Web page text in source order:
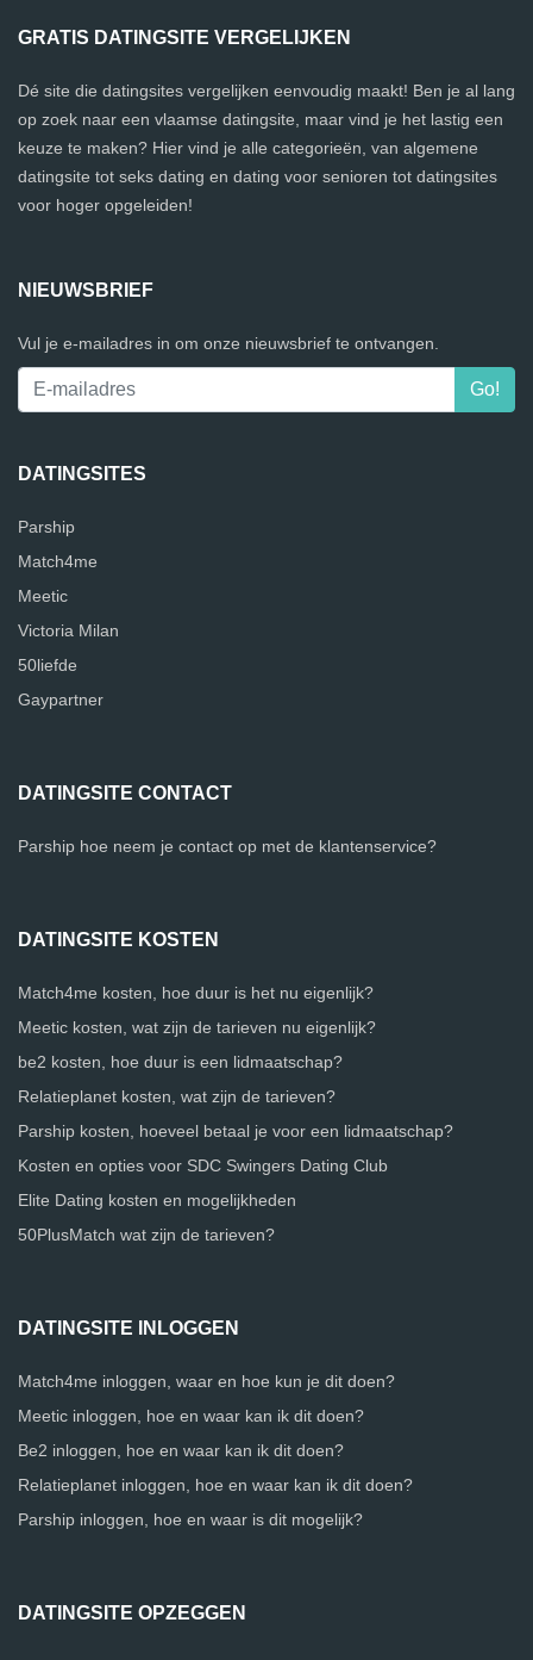
GRATIS DATINGSITE VERGELIJKEN
Dé site die datingsites vergelijken eenvoudig maakt! Ben je al lang
op zoek naar een vlaamse datingsite, maar vind je het lastig een
keuze te maken? Hier vind je alle categorieën, van algemene
datingsite tot seks dating en dating voor senioren tot datingsites
voor hoger opgeleiden!
NIEUWSBRIEF
Vul je e-mailadres in om onze nieuwsbrief te ontvangen.
DATINGSITES
Parship
Match4me
Meetic
Victoria Milan
50liefde
Gaypartner
DATINGSITE CONTACT
Parship hoe neem je contact op met de klantenservice?
DATINGSITE KOSTEN
Match4me kosten, hoe duur is het nu eigenlijk?
Meetic kosten, wat zijn de tarieven nu eigenlijk?
be2 kosten, hoe duur is een lidmaatschap?
Relatieplanet kosten, wat zijn de tarieven?
Parship kosten, hoeveel betaal je voor een lidmaatschap?
Kosten en opties voor SDC Swingers Dating Club
Elite Dating kosten en mogelijkheden
50PlusMatch wat zijn de tarieven?
DATINGSITE INLOGGEN
Match4me inloggen, waar en hoe kun je dit doen?
Meetic inloggen, hoe en waar kan ik dit doen?
Be2 inloggen, hoe en waar kan ik dit doen?
Relatieplanet inloggen, hoe en waar kan ik dit doen?
Parship inloggen, hoe en waar is dit mogelijk?
DATINGSITE OPZEGGEN